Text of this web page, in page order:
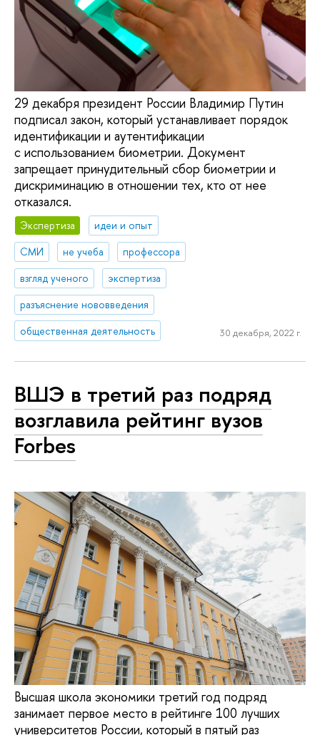
29 декабря президент России Владимир Путин
подписал закон, который устанавливает порядок
идентификации и аутентификации
с использованием биометрии. Документ
запрещает принудительный сбор биометрии и
дискриминацию в отношении тех, кто от нее
отказался.
Экспертиза
идеи и опыт
СМИ
не учеба
профессора
взгляд ученого
экспертиза
разъяснение нововведения
общественная деятельность
30 декабря, 2022 г.
ВШЭ в третий раз подряд
возглавила рейтинг вузов
Forbes
Высшая школа экономики третий год подряд
занимает первое место в рейтинге 100 лучших
университетов России, который в пятый раз